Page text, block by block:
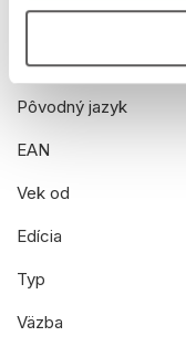
Pôvodný jazyk
EAN
Vek od
Edícia
Typ
Väzba